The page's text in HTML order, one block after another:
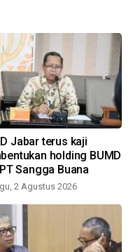
Jabar terus kaji
holding BUMD
Sangga Buana
2 Agustus 2026